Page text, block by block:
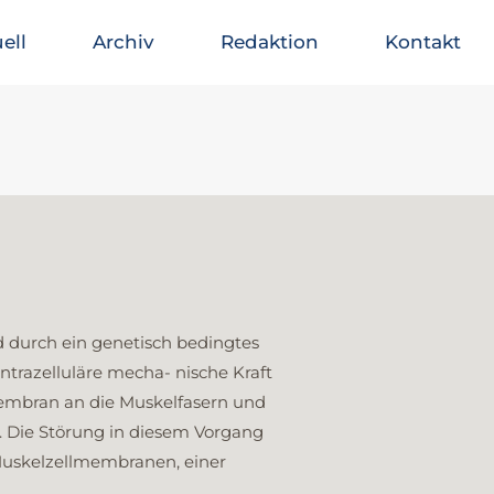
Archiv Redaktion Kontakt
durch ein genetisch bedingtes
mecha- nische Kraft
an die Muskelfasern und
Störung in diesem Vorgang
einer